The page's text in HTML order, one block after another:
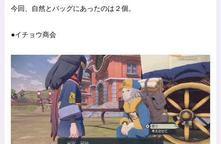
今回、自然とバッグにあったのは２個。
●イチョウ商会